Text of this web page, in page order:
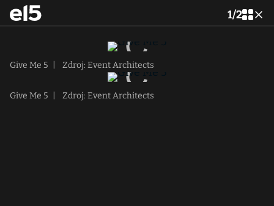
1/2
Give Me 5 Zdroj: Event Architects
Give Me 5 Zdroj: Event Architects